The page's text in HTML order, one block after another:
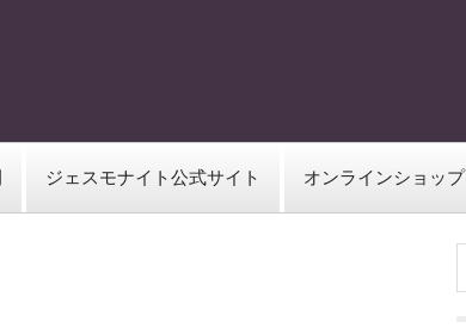
ジェスモナイト公式サイト オンラインショップ